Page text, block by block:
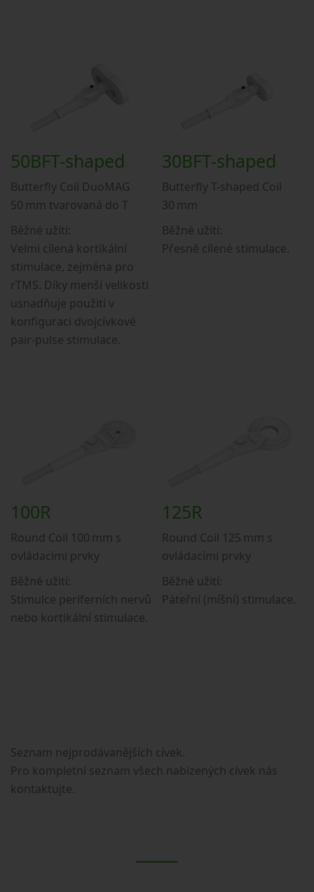
50BFT-shaped
Butterfly Coil DuoMAG
50 mm tvarovaná do T
Běžné užití:
Velmi cílená kortikální
stimulace, zejména pro
rTMS. Díky menší velikosti
usnadňuje použití v
konfiguraci dvojcívkové
pair-pulse stimulace.
30BFT-shaped
Butterfly T-shaped Coil
30 mm
Běžné užití:
Přesně cílené stimulace.
100R
Round Coil 100 mm s
ovládacími prvky
Běžné užití:
Stimulce periferních nervů
nebo kortikální stimulace.
125R
Round Coil 125 mm s
ovládacími prvky
Běžné užití:
Páteřní (míšní) stimulace.
Seznam nejprodávanějších cívek.
Pro kompletní seznam všech nabízených cívek nás
kontaktujte.